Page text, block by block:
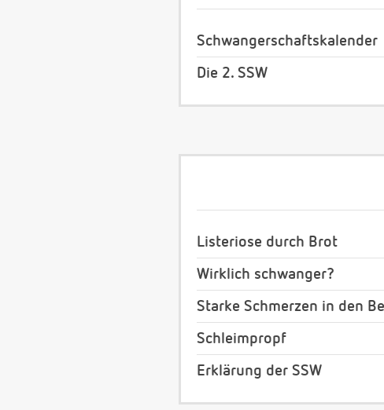
Schwangerschaftskalender
Die 2. SSW
Listeriose durch Brot
Wirklich schwanger?
Starke Schmerzen in den
Schleimpropf
Erklärung der SSW